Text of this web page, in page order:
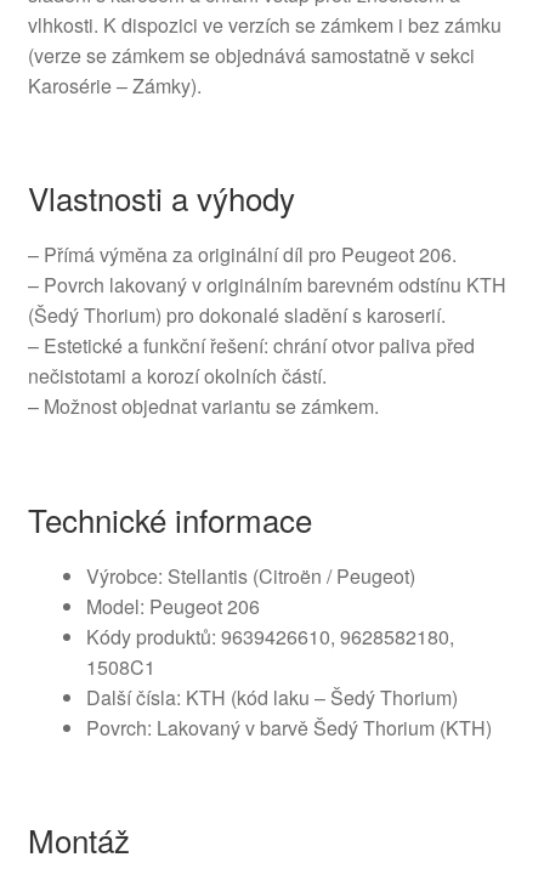
vlhkosti. K dispozici ve verzích se zámkem i bez zámku
(verze se zámkem se objednává samostatně v sekci
Karosérie – Zámky).
Vlastnosti a výhody
– Přímá výměna za originální díl pro Peugeot 206.
– Povrch lakovaný v originálním barevném odstínu KTH
(Šedý Thorium) pro dokonalé sladění s karoserií.
– Estetické a funkční řešení: chrání otvor paliva před
nečistotami a korozí okolních částí.
– Možnost objednat variantu se zámkem.
Technické informace
Výrobce: Stellantis (Citroën / Peugeot)
Model: Peugeot 206
Kódy produktů: 9639426610, 9628582180,
1508C1
Další čísla: KTH (kód laku – Šedý Thorium)
Povrch: Lakovaný v barvě Šedý Thorium (KTH)
Montáž